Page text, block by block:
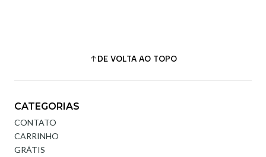
DE VOLTA AO TOPO
CATEGORIAS
CONTATO
CARRINHO
GRÁTIS